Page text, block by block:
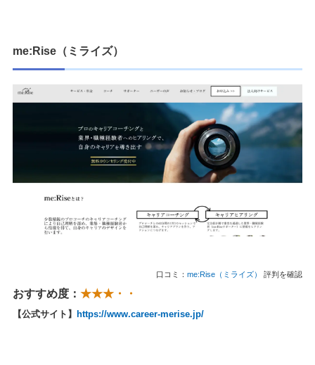
me:Rise（ミライズ）
口コミ： me:Rise（ミライズ） 評判を確認
おすすめ度： ★★★・・
【公式サイト】 https://www.career-merise.jp/